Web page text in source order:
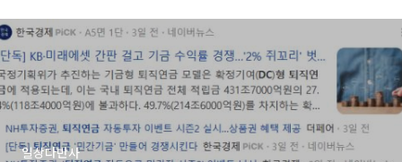
일상다반사